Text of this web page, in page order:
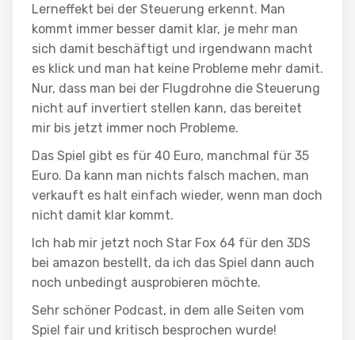
Lerneffekt bei der Steuerung erkennt. Man
kommt immer besser damit klar, je mehr man
sich damit beschäftigt und irgendwann macht
es klick und man hat keine Probleme mehr damit.
Nur, dass man bei der Flugdrohne die Steuerung
nicht auf invertiert stellen kann, das bereitet
mir bis jetzt immer noch Probleme.
Das Spiel gibt es für 40 Euro, manchmal für 35
Euro. Da kann man nichts falsch machen, man
verkauft es halt einfach wieder, wenn man doch
nicht damit klar kommt.
Ich hab mir jetzt noch Star Fox 64 für den 3DS
bei amazon bestellt, da ich das Spiel dann auch
noch unbedingt ausprobieren möchte.
Sehr schöner Podcast, in dem alle Seiten vom
Spiel fair und kritisch besprochen wurde!